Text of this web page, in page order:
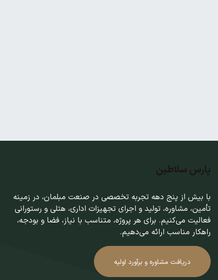
پارس سلاطین
با بیش از پنج دهه تجربه تخصصی در صنعت مبلمان، در زمینه
تأمین، مشاوره، تولید و اجرای تجهیزات اداری، هتلی و رستورانی
فعالیت می‌کنیم. برای هر پروژه، متناسب با نیاز، فضا و بودجه،
راهکار مناسب ارائه می‌دهیم.
دریافت مشاوره و برآورد اولیه